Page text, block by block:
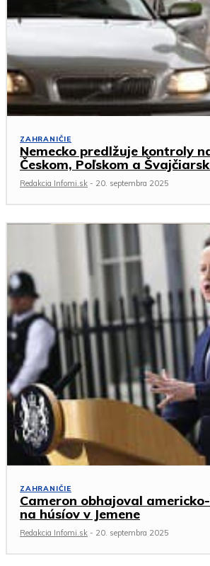
ZAHRANIČIE
Nemecko predlžuje kontroly
Českom, Poľskom a
Redakcia Infomi.sk - 20. septembra 2025
ZAHRANIČIE
Cameron obhajoval
na húsíov v Jemene
Redakcia Infomi.sk - 20. septembra 2025